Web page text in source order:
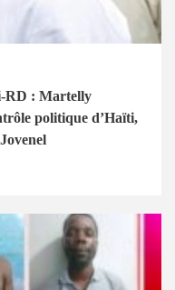
RD : Martelly
politique d’Haïti,